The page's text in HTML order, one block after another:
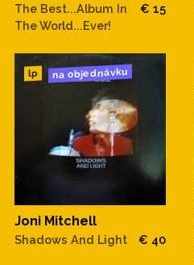
The Best...Album In
The World...Ever!
€ 15
lp na objednávku
Joni Mitchell
Shadows And Light € 40